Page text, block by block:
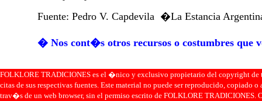
Fuente: Pedro V. Capdevila �La Estancia
� Nos cont�s otros recursos o costumbres que
FOLKLORE TRADICIONES es el �nico y exclusivo propietario del copyright de
citas de sus respectivas fuentes. Este material no puede ser reproducido, copiado
trav�s de un web browser, sin el permiso escrito de FOLKLORE TRADICIONES.